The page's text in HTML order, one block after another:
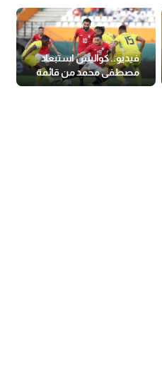
فيديو.. كواليس استبعاد
مصطفى محمد من قائمة
منتخب مصر